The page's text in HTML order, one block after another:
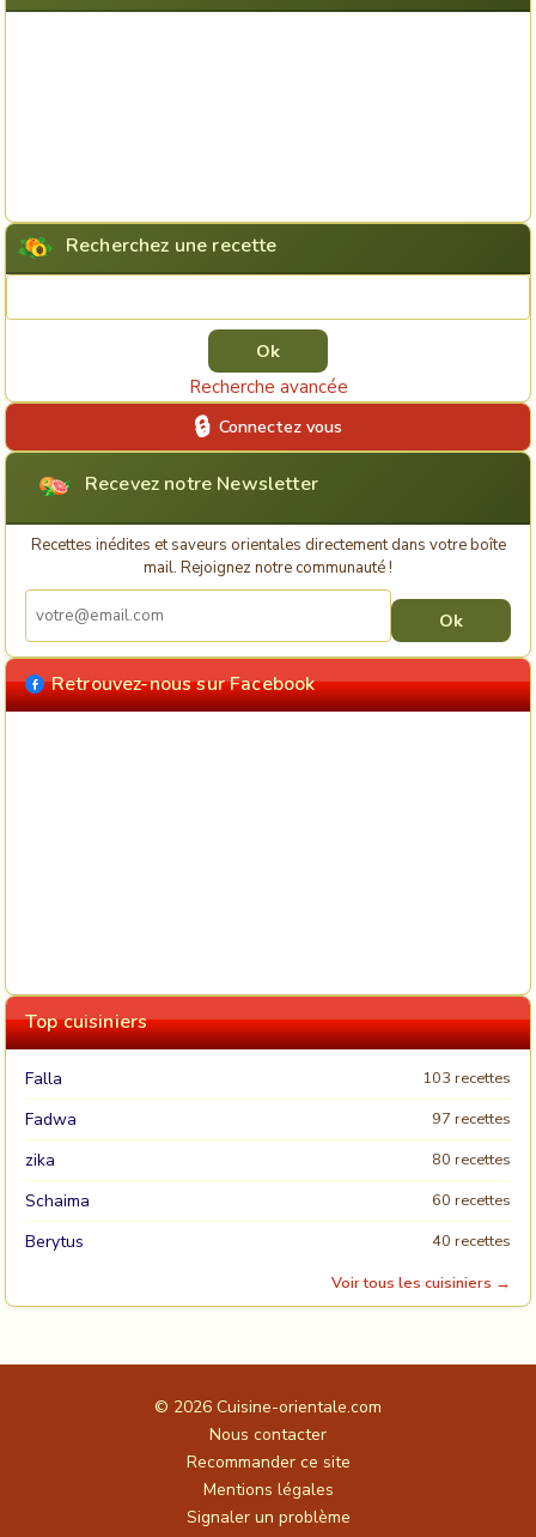
Recherchez une recette
Recherche avancée
Connectez vous
Recevez notre Newsletter
Recettes inédites et saveurs orientales directement dans votre boîte
mail. Rejoignez notre communauté !
Retrouvez-nous sur Facebook
Top cuisiniers
Falla 103 recettes
Fadwa 97 recettes
zika 80 recettes
Schaima 60 recettes
Berytus
40 recettes
Voir tous les cuisiniers →
© 2026 Cuisine-orientale.com
Nous contacter
Recommander ce site
Mentions légales
Signaler un problème